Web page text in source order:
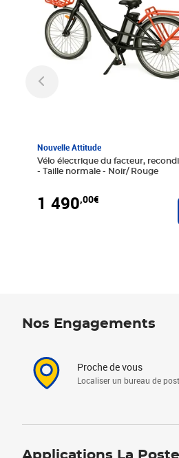
Nouvelle Attitude
Vélo électrique du facteur,
- Taille normale - Noir/ Rouge
1 490,00€
Nos Engagements
Proche de vous
Localiser un bureau de
Applications La Poste